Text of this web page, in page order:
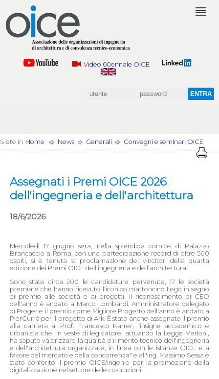
Video 60ennale OICE
Siete in Home News Generali Convegni e seminari OICE
Assegnati i Premi OICE 2026
dell'ingegneria e dell'architettura
18/6/2026
Mercoledì 17 giugno sera, nella splendida cornice di Palazzo
Brancaccio a Roma, con una partecipazione record di oltre 500
ospiti, si è tenuta la proclamazione dei vincitori della quarta
edizione dei Premi OICE dell'ingegneria e dell'architettura.
Sono state circa 200 le candidature pervenute, 17 le società
premiate che hanno ricevuto l'iconico mattoncino Lego in segno
di premio alle società e ai progetti. Il riconoscimento di CEO
dell'anno è andato a Marco Lombardi, Amministratore delegato
di Proger e il premio come Migliore Progetto dell'anno è andato a
PierCurrà per il progetto di Ark. È stato anche assegnato il premio
alla carriera al Prof. Francesco Karrer, "insigne accademico e
urbanista che, in veste di legislatore, attuando la Legge Merloni,
ha saputo valorizzare la qualità e il merito tecnico dell'ingegneria
e dell'architettura organizzate, in linea con le istanze OICE e a
favore del mercato e della concorrenza" e all'ing. Massimo Sessa è
stato conferito il premio OICE/Ingenio per la promozione della
digitalizzazione nel settore delle costruzioni.